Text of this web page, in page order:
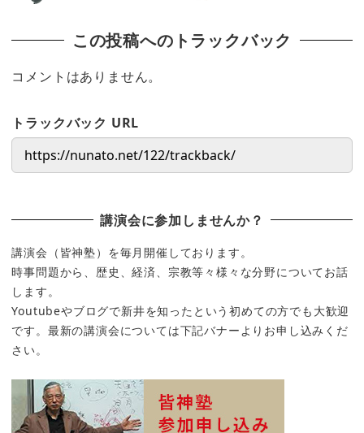
この投稿へのトラックバック
コメントはありません。
トラックバック URL
講演会に参加しませんか？
講演会（皆神塾）を毎月開催しております。
時事問題から、歴史、経済、宗教等々様々な分野についてお話
します。
Youtubeやブログで新井を知ったという初めての方でも大歓迎
です。最新の講演会については下記バナーよりお申し込みくだ
さい。